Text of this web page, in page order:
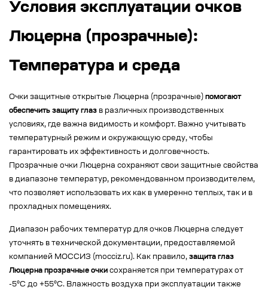
Условия эксплуатации очков
Люцерна (прозрачные):
Температура и среда
Очки защитные открытые Люцерна (прозрачные) помогают
обеспечить защиту глаз в различных производственных
условиях, где важна видимость и комфорт. Важно учитывать
температурный режим и окружающую среду, чтобы
гарантировать их эффективность и долговечность.
Прозрачные очки Люцерна сохраняют свои защитные свойства
в диапазоне температур, рекомендованном производителем,
что позволяет использовать их как в умеренно теплых, так и в
прохладных помещениях.
Диапазон рабочих температур для очков Люцерна следует
уточнять в технической документации, предоставляемой
компанией МОССИЗ (mocciz.ru). Как правило, защита глаз
Люцерна прозрачные очки сохраняется при температурах от
-5°C до +55°C. Влажность воздуха при эксплуатации также